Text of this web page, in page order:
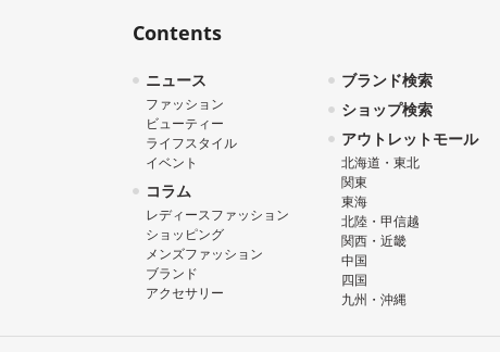
Contents
ニュース
ファッション
ビューティー
ライフスタイル
イベント
コラム
レディースファッション
ショッピング
メンズファッション
ブランド
アクセサリー
ブランド検索
ショップ検索
アウトレットモール
北海道・東北
関東
東海
北陸・甲信越
関西・近畿
中国
四国
九州・沖縄